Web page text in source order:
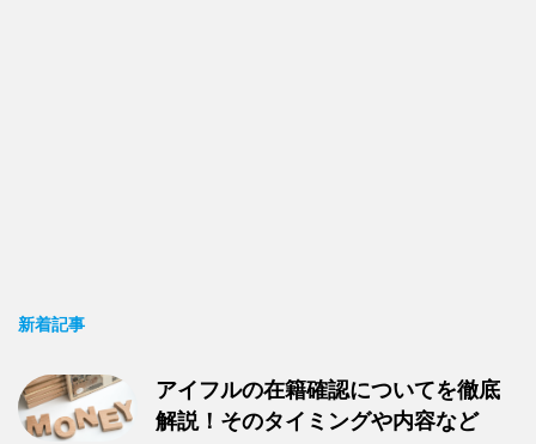
新着記事
アイフルの在籍確認についてを徹底
解説！そのタイミングや内容など